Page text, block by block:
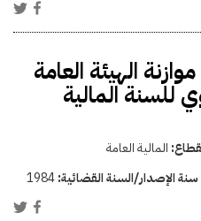
الهيئة العامة
للسنة المالية
المالية العامة
سنة الإصدار/السنة القضائية:1984